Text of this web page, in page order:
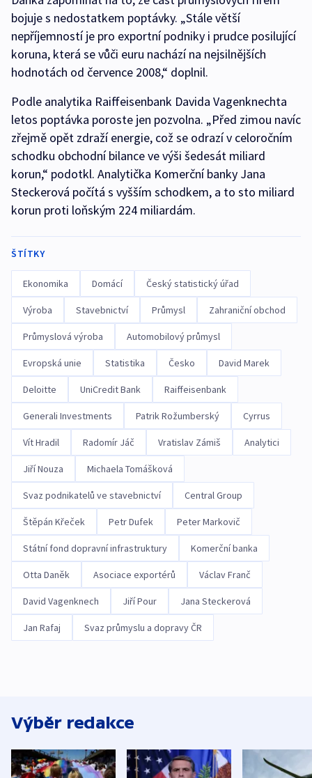
bojuje s nedostatkem poptávky. „Stále větší
nepříjemností je pro exportní podniky i prudce posilující
koruna, která se vůči euru nachází na nejsilnějších
hodnotách od července 2008,“ doplnil.
Podle analytika Raiffeisenbank Davida Vagenknechta
letos poptávka poroste jen pozvolna. „Před zimou navíc
zřejmě opět zdraží energie, což se odrazí v celoročním
schodku obchodní bilance ve výši šedesát miliard
korun,“ podotkl. Analytička Komerční banky Jana
Steckerová počítá s vyšším schodkem, a to sto miliard
korun proti loňským 224 miliardám.
ŠTÍTKY
Ekonomika Domácí Český statistický úřad
Výroba Stavebnictví Průmysl Zahraniční obchod
Průmyslová výroba Automobilový průmysl
Evropská unie Statistika Česko David Marek
Deloitte UniCredit Bank Raiffeisenbank
Generali Investments Patrik Rožumberský Cyrrus
Vít Hradil Radomír Jáč Vratislav Zámiš Analytici
Jiří Nouza Michaela Tomášková
Svaz podnikatelů ve stavebnictví Central Group
Štěpán Křeček Petr Dufek Peter Markovič
Státní fond dopravní infrastruktury Komerční banka
Otta Daněk Asociace exportérů Václav Franč
David Vagenknech Jiří Pour Jana Steckerová
Jan Rafaj Svaz průmyslu a dopravy ČR
Výběr redakce